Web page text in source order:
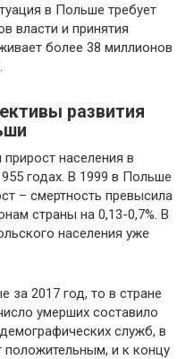
в Польше требует
власти и принятия
более 38 миллионов
развития
населения в
годах. В 1999 в Польше
– смертность превысила
страны на 0,13-0,7%. В
населения уже
за 2017 год, то в стране
умерших составило
служб, в
положительным, и к концу